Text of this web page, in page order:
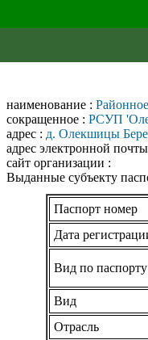
наименование :
сокращенное : РСУП
адрес : д. Олекшицы
адрес электронной
сайт организации :
Выданные субъекту
Паспорт номер
Дата
Вид по паспорту
Вид
Отрасль